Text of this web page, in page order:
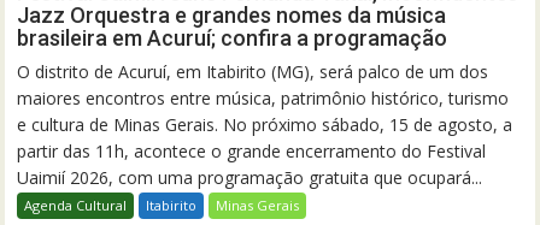
Jazz Orquestra e grandes nomes da música
brasileira em Acuruí; confira a programação
O distrito de Acuruí, em Itabirito (MG), será palco de um dos
maiores encontros entre música, patrimônio histórico, turismo
e cultura de Minas Gerais. No próximo sábado, 15 de agosto, a
partir das 11h, acontece o grande encerramento do Festival
Uaimií 2026, com uma programação gratuita que ocupará...
Agenda Cultural Itabirito Minas Gerais